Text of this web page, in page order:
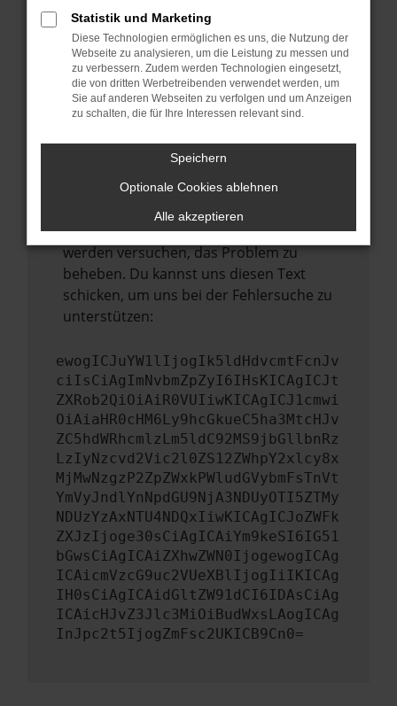
Stelle sicher, dass dein Browser und dein
Betriebssystem auf dem neuesten Stand
sind.
Veraltete Software birgt nicht nur ein
Sicherheitsrisiko, sondern kann auch dazu
führen, dass bestimmte Funktionen nicht
mehr unterstützt werden.
Wende dich an den Webseitenbetreiber.
Wenn du alle oben genannten Schritte
versucht hast, kontaktiere uns bitte. Wir
werden versuchen, das Problem zu
beheben. Du kannst uns diesen Text
schicken, um uns bei der Fehlersuche zu
unterstützen:
ewogICJuYW1lIjogIk5ldHdvcmtFcnJv
ciIsCiAgImNvbmZpZyI6IHsKICAgICJt
ZXRob2QiOiAiR0VUIiwKICAgICJ1cmwi
OiAiaHR0cHM6Ly9hcGkueC5ha3MtcHJv
ZC5hdWRhcmlzLm5ldC92MS9jbGllbnRz
LzIyNzcvd2Vic2l0ZS12ZWhpY2xlcy8x
MjMwNzgzP2ZpZWxkPWludGVybmFsTnVt
YmVyJndlYnNpdGU9NjA3NDUyOTI5ZTMy
NDUzYzAxNTU4NDQxIiwKICAgICJoZWFk
ZXJzIjoge30sCiAgICAiYm9keSI6IG51
bGwsCiAgICAiZXhwZWN0IjogewogICAg
ICAicmVzcG9uc2VUeXBlIjogIiIKICAg
IH0sCiAgICAidGltZW91dCI6IDAsCiAg
ICAicHJvZ3Jlc3MiOiBudWxsLAogICAg
InJpc2t5IjogZmFsc2UKICB9Cn0=
Statistik und Marketing
Diese Technologien ermöglichen es uns, die Nutzung der
Webseite zu analysieren, um die Leistung zu messen und
zu verbessern. Zudem werden Technologien eingesetzt,
die von dritten Werbetreibenden verwendet werden, um
Sie auf anderen Webseiten zu verfolgen und um Anzeigen
zu schalten, die für Ihre Interessen relevant sind.
Speichern
Optionale Cookies ablehnen
Alle akzeptieren